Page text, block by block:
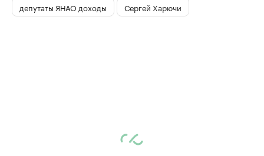
депутаты ЯНАО доходы
Сергей Харючи